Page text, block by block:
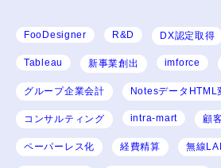
FooDesigner R&D DX認定取得
Tableau 新事業創出 imforce
グループ企業会計 NotesデータHTML
コンサルティング intra-mart 顧
ペーパーレス化 経費精算 無線